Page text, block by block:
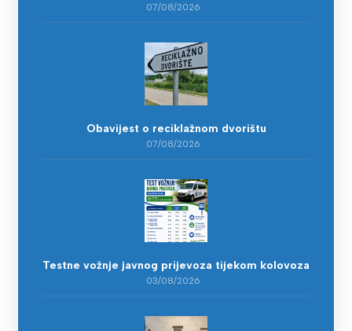
07/08/2026
Obavijest o reciklažnom dvorištu
07/08/2026
Testne vožnje javnog prijevoza tijekom kolovoza
03/08/2026